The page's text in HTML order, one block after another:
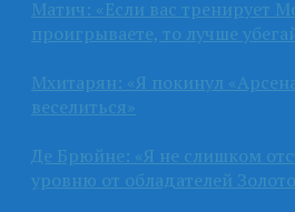
Матич: «Если вас тренирует
проигрываете, то лучше
Мхитарян: «Я покинул
веселиться»
Де Брюйне: «Я не слишком
уровню от обладателей